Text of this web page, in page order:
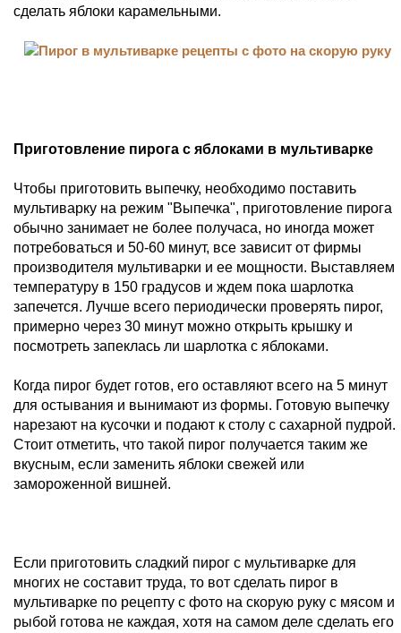
сделать яблоки карамельными.
Приготовление пирога с яблоками в мультиварке
Чтобы приготовить выпечку, необходимо поставить
мультиварку на режим "Выпечка", приготовление пирога
обычно занимает не более получаса, но иногда может
потребоваться и 50-60 минут, все зависит от фирмы
производителя мультиварки и ее мощности. Выставляем
температуру в 150 градусов и ждем пока шарлотка
запечется. Лучше всего периодически проверять пирог,
примерно через 30 минут можно открыть крышку и
посмотреть запеклась ли шарлотка с яблоками.
Когда пирог будет готов, его оставляют всего на 5 минут
для остывания и вынимают из формы. Готовую выпечку
нарезают на кусочки и подают к столу с сахарной пудрой.
Стоит отметить, что такой пирог получается таким же
вкусным, если заменить яблоки свежей или
замороженной вишней.
Если приготовить сладкий пирог с мультиварке для
многих не составит труда, то вот сделать пирог в
мультиварке по рецепту с фото на скорую руку с мясом и
рыбой готова не каждая, хотя на самом деле сделать его